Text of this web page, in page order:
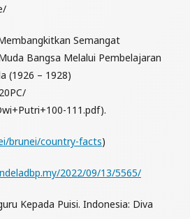
Semangat
Bangsa Melalui Pembelajaran
(1926 – 1928)
111.pdf).
brunei/country-facts)
2022/09/13/5565/
Kepada Puisi. Indonesia: Diva